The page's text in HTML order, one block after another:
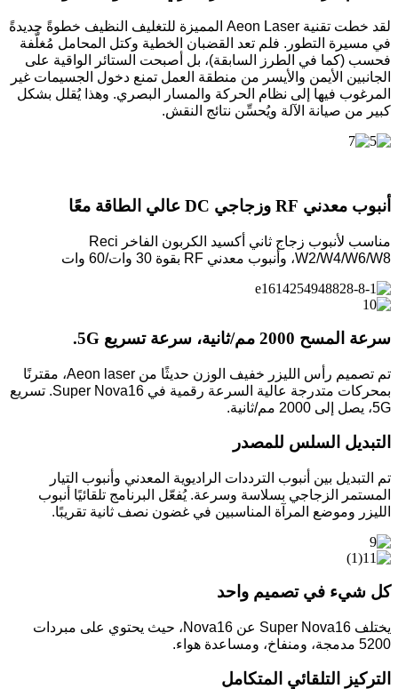
لقد خطت تقنية Aeon Laser المميزة للتغليف النظيف خطوةً جديدةً
في مسيرة التطور. فلم تعد القضبان الخطية وكتل المحامل مُغلَّفة
فحسب (كما في الطرز السابقة)، بل أصبحت الستائر الواقية على
الجانبين الأيمن والأيسر من منطقة العمل تمنع دخول الجسيمات غير
المرغوب فيها إلى نظام الحركة والمسار البصري. وهذا يُقلل بشكل
كبير من صيانة الآلة ويُحسِّن نتائج النقش.
أنبوب معدني RF وزجاجي DC عالي الطاقة معًا
مناسب لأنبوب زجاج ثاني أكسيد الكربون الفاخر Reci
W2/W4/W6/W8، وأنبوب معدني RF بقوة 30 وات/60 وات
سرعة المسح 2000 مم/ثانية، سرعة تسريع 5G.
تم تصميم رأس الليزر خفيف الوزن حديثًا من Aeon laser، مقترنًا
بمحركات متدرجة عالية السرعة رقمية في Super Nova16. تسريع
5G، يصل إلى 2000 مم/ثانية.
التبديل السلس للمصدر
تم التبديل بين أنبوب الترددات الراديوية المعدني وأنبوب التيار
المستمر الزجاجي بسلاسة وسرعة. يُفعّل البرنامج تلقائيًا أنبوب
الليزر وموضع المرآة المناسبين في غضون نصف ثانية تقريبًا.
كل شيء في تصميم واحد
يختلف Super Nova16 عن Nova16، حيث يحتوي على مبردات
5200 مدمجة، ومنفاخ، ومساعدة هواء.
التركيز التلقائي المتكامل